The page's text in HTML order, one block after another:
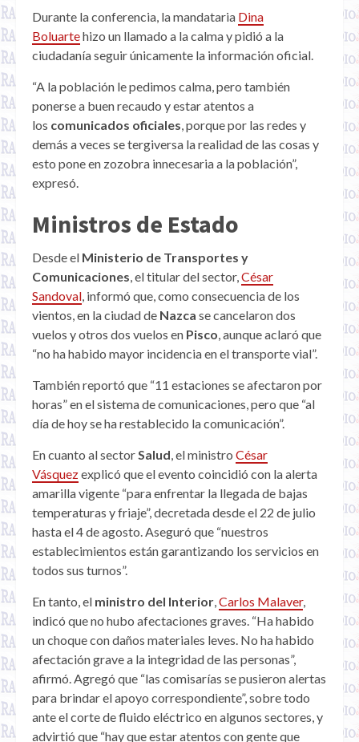
Durante la conferencia, la mandataria Dina
Boluartehizo un llamado a la calma y pidió a la
ciudadanía seguir únicamente la información oficial.
“A la población le pedimos calma, pero también
ponerse a buen recaudo y estar atentos a
los comunicados oficiales, porque por las redes y
demás a veces se tergiversa la realidad de las cosas y
esto pone en zozobra innecesaria a la población”,
expresó.
Ministros de Estado
Desde el Ministerio de Transportes y
Comunicaciones, el titular del sector,César
Sandoval, informó que, como consecuencia de los
vientos, en la ciudad de Nazca se cancelaron dos
vuelos y otros dos vuelos en Pisco, aunque aclaró que
“no ha habido mayor incidencia en el transporte vial”.
También reportó que “11 estaciones se afectaron por
horas” en el sistema de comunicaciones, pero que “al
día de hoy se ha restablecido la comunicación”.
En cuanto al sectorSalud, el ministro César
Vásquezexplicó que el evento coincidió con la alerta
amarilla vigente “para enfrentar la llegada de bajas
temperaturas y friaje”, decretada desde el 22 de julio
hasta el 4 de agosto. Aseguró que “nuestros
establecimientos están garantizando los servicios en
todos sus turnos”.
En tanto, el ministro del Interior,Carlos Malaver,
indicó que no hubo afectaciones graves. “Ha habido
un choque con daños materiales leves. No ha habido
afectación grave a la integridad de las personas”,
afirmó. Agregó que “las comisarías se pusieron alertas
para brindar el apoyo correspondiente”, sobre todo
ante el corte de fluido eléctrico en algunos sectores, y
advirtió que “hay que estar atentos con gente que